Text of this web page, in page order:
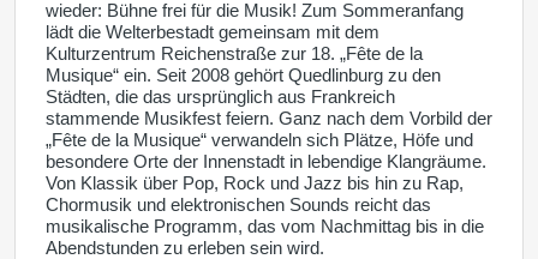
wieder: Bühne frei für die Musik! Zum Sommeranfang
lädt die Welterbestadt gemeinsam mit dem
Kulturzentrum Reichenstraße zur 18. „Fête de la
Musique“ ein. Seit 2008 gehört Quedlinburg zu den
Städten, die das ursprünglich aus Frankreich
stammende Musikfest feiern. Ganz nach dem Vorbild der
„Fête de la Musique“ verwandeln sich Plätze, Höfe und
besondere Orte der Innenstadt in lebendige Klangräume.
Von Klassik über Pop, Rock und Jazz bis hin zu Rap,
Chormusik und elektronischen Sounds reicht das
musikalische Programm, das vom Nachmittag bis in die
Abendstunden zu erleben sein wird.